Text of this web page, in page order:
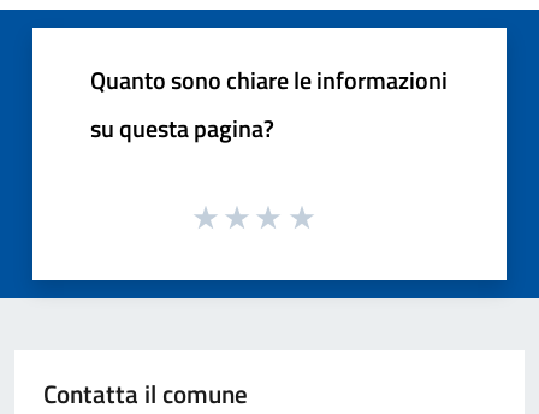
Quanto sono chiare le informazioni
su questa pagina?
Contatta il comune